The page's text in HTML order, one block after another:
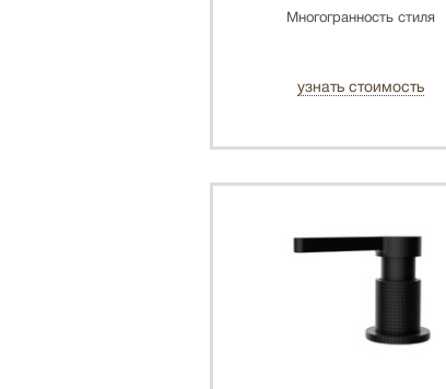
Многогранность стиля
узнать стоимость